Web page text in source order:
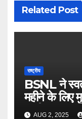
Related Post
राष्ट्रीय
BSNL ने
महीने के लिए
‘फ्रीडम
AUG 2, 2025